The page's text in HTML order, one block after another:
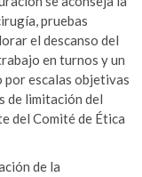
pruebas
el descanso del
en turnos y un
escalas objetivas
de limitación del
del Comité de Ética
de la